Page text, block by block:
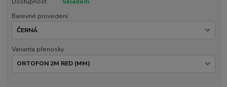
Dostupnost
Skladem
Barevné provedení
Varianta přenosky